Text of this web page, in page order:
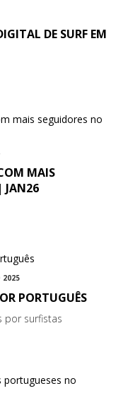
DE SURF EM
MAIS
JAN26
2025
PORTUGUÊS
por surfistas